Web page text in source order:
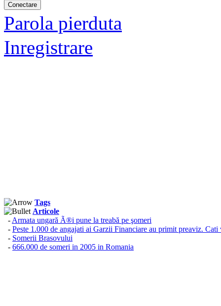
Parola pierduta
Inregistrare
Tags
Articole
- Armata ungară Ã®i pune la treabă pe şomeri
- Peste 1.000 de angajati ai Garzii Financiare au primit preaviz.
- Somerii Brasovului
- 666.000 de someri in 2005 in Romania